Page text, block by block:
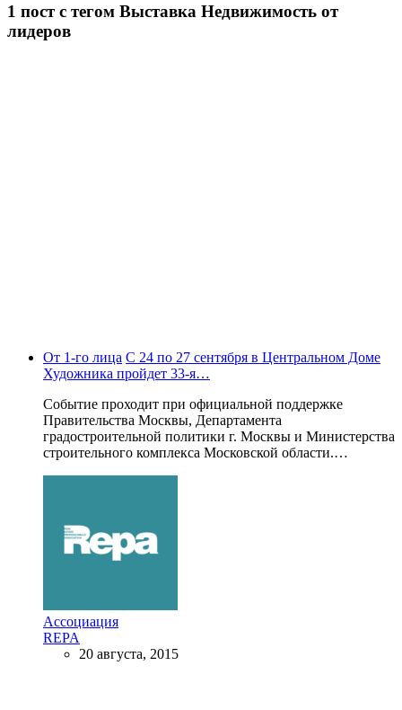
1 постс тегом Выставка Недвижимость от
лидеров
От 1-го лица С 24 по 27 сентября в Центральном Доме
Художника пройдет 33-я…
Событие проходит при официальной поддержке
Правительства Москвы, Департамента
градостроительной политики г. Москвы и Министерства
строительного комплекса Московской области.…
Ассоциация
REPA
20 августа, 2015